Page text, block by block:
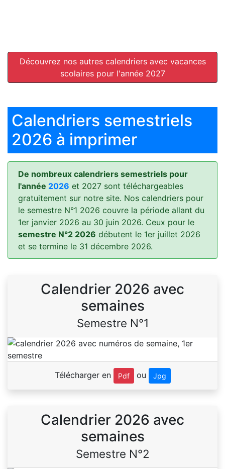
Découvrez nos autres calendriers avec vacances
scolaires pour l'année 2027
Calendriers semestriels
2026 à imprimer
De nombreux calendriers semestriels pour
l'année 2026 et 2027 sont téléchargeables
gratuitement sur notre site. Nos calendriers pour
le semestre N°1 2026 couvre la période allant du
1er janvier 2026 au 30 juin 2026. Ceux pour le
semestre N°2 2026 débutent le 1er juillet 2026
et se termine le 31 décembre 2026.
Calendrier 2026 avec
semaines
Semestre N°1
Télécharger en Pdf ou Jpg
Calendrier 2026 avec
semaines
Semestre N°2